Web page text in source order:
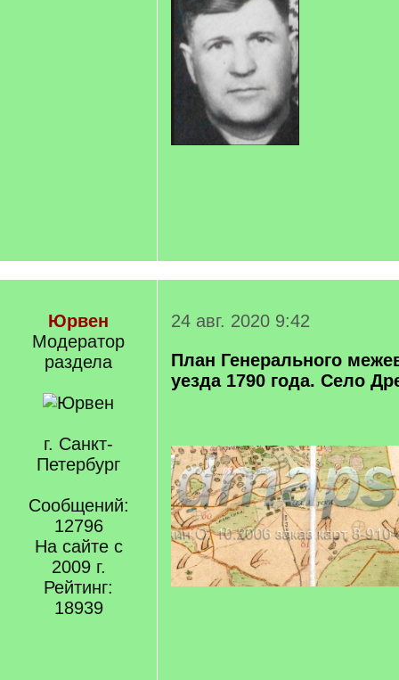
Юрвен
Модератор
раздела
г. Санкт-
Петербург
Сообщений:
12796
На сайте с
2009 г.
Рейтинг:
18939
24 авг. 2020 9:42
План Генерального
уезда 1790 года. Село